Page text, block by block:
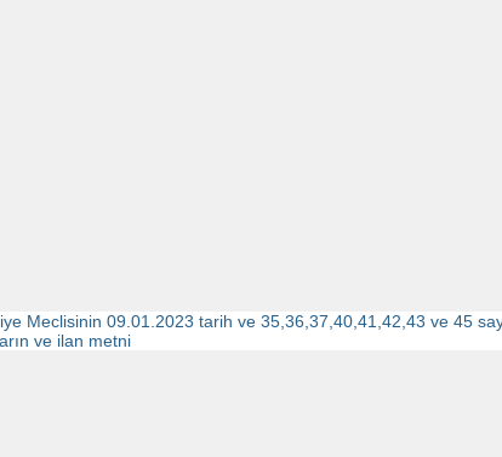
Meclisinin 09.01.2023 tarih ve 35,36,37,40,41,42,43 ve 45
ve ilan metni